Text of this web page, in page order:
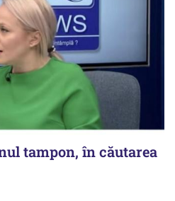
tampon, în căutarea